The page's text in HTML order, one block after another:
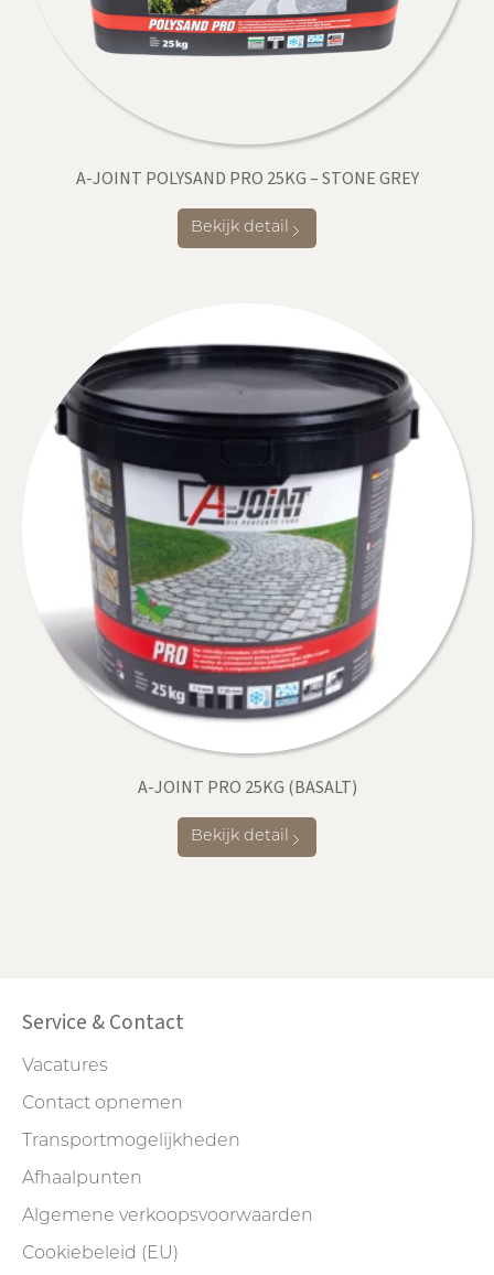
A-JOINT POLYSAND PRO 25KG – STONE GREY
Bekijk detail
A-JOINT PRO 25KG (BASALT)
Bekijk detail
Service & Contact
Vacatures
Contact opnemen
Transportmogelijkheden
Afhaalpunten
Algemene verkoopsvoorwaarden
Cookiebeleid (EU)